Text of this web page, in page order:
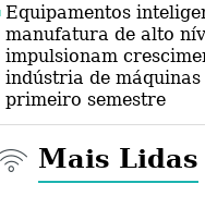
Equipamentos
manufatura de alto
impulsionam
indústria de máquinas
primeiro semestre
Mais Lidas